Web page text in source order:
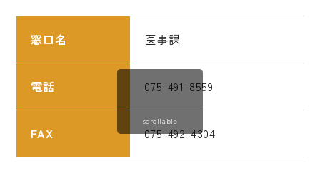
窓口名 医事課
電話 075-491-8559
FAX 075-492-4304
scrollable